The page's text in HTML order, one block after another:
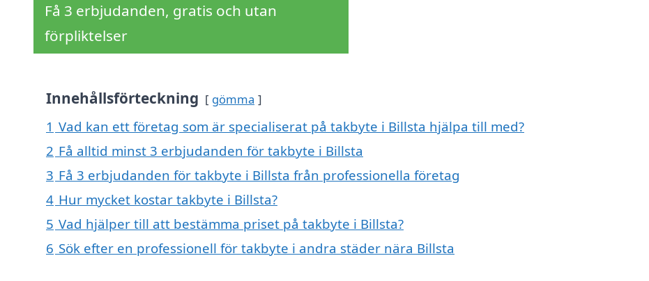
Få 3 erbjudanden, gratis och utan
förpliktelser
Innehållsförteckning gömma
1 Vad kan ett företag som är specialiserat på takbyte i Billsta hjälpa till med?
2 Få alltid minst 3 erbjudanden för takbyte i Billsta
3 Få 3 erbjudanden för takbyte i Billsta från professionella företag
4 Hur mycket kostar takbyte i Billsta?
5 Vad hjälper till att bestämma priset på takbyte i Billsta?
6 Sök efter en professionell för takbyte i andra städer nära Billsta